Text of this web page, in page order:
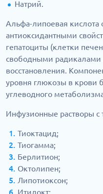
Натрий.
Альфа-липоевая
антиоксидантными
гепатоциты (клетки
свободными радикалами
восстановления.
уровня глюкозы в крови
углеводного
Инфузионные растворы с
Тиоктацид;
Тиогамма;
Берлитион;
Октолипен;
Липотиоксон;
Итилокт;